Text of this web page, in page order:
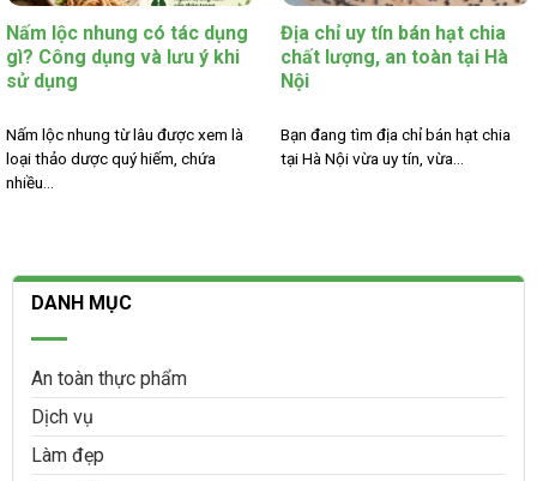
Nấm lộc nhung có tác dụng
gì? Công dụng và lưu ý khi
sử dụng
Nấm lộc nhung từ lâu được xem là
loại thảo dược quý hiếm, chứa
nhiều...
Địa chỉ uy tín bán hạt chia
chất lượng, an toàn tại Hà
Nội
Bạn đang tìm địa chỉ bán hạt chia
tại Hà Nội vừa uy tín, vừa...
DANH MỤC
An toàn thực phẩm
Dịch vụ
Làm đẹp